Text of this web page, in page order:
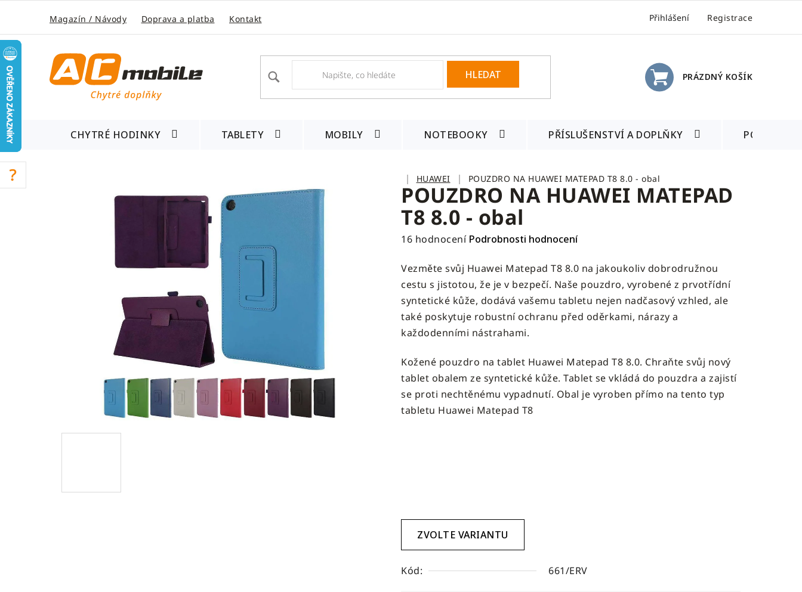
obsah
Magazín / Návody Doprava a platba Kontakt Přihlášení Registrace
HLEDAT
NÁKUPNÍ
PRÁZDNÝ KOŠÍK
CHYTRÉ HODINKY TABLETY MOBILY NOTEBOOKY PŘÍSLUŠENSTVÍ A DOPLŇKY POSLEDNÍ
DomůHUAWEI POUZDRO NA HUAWEI MATEPAD T8 8.0 - obal
POUZDRO NA HUAWEI MATEPAD
T8 8.0 - obal
Průměrné
produktu
je
4,6
z
5
16 hodnocení Podrobnosti hodnocení
Vezměte svůj Huawei Matepad T8 8.0 na jakoukoliv dobrodružnou
cestu s jistotou, že je v bezpečí. Naše pouzdro, vyrobené z prvotřídní
syntetické kůže, dodává vašemu tabletu nejen nadčasový vzhled, ale
také poskytuje robustní ochranu před oděrkami, nárazy a
každodenními nástrahami.
Kožené pouzdro na tablet Huawei Matepad T8 8.0. Chraňte svůj nový
tablet obalem ze syntetické kůže. Tablet se vkládá do pouzdra a zajistí
se proti nechtěnému vypadnutí. Obal je vyroben přímo na tento typ
tabletu Huawei Matepad T8
ZVOLTE VARIANTU
Kód: 661/ERV